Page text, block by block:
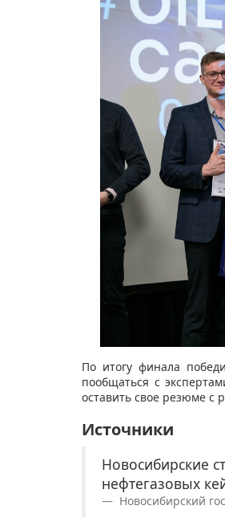
По итогу финала
пообщаться с
оставить свое резюме с
Источники
Новосибирские
нефтегазовых
Новосибирский